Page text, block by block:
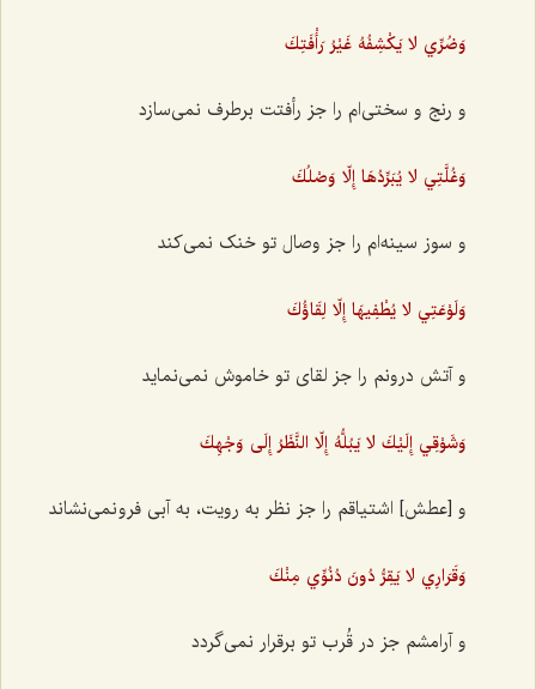
وَضُرِّي لا يَكْشِفُهُ غَيْرُ رَأْفَتِكَ
و رنج و سختی‌ام را جز رأفتت برطرف نمی‌سازد
وَغُلَّتِي لا يُبَرِّدُهَا إِلّا وَصْلُكَ
و سوز سینه‌ام را جز وصال تو خنک نمی‌کند
وَلَوْعَتِي لا يُطْفِيهَا إِلّا لِقَاؤُكَ
و آتش درونم را جز لقای تو خاموش نمی‌نماید
وَشَوْقِي إِلَيْكَ لا يَبُلُّهُ إِلّا النَّظَرُ إِلَى وَجْهِكَ
و [عطش] اشتیاقم را جز نظر به رویت، به آبی فرو نمی‌نشاند
وَقَرَارِي لا يَقِرُّ دُونَ دُنُوِّي مِنْكَ
و آرامشم جز در قُرب تو برقرار نمی‌گردد